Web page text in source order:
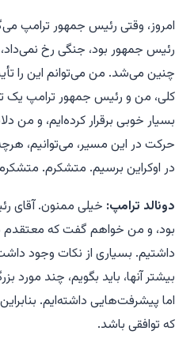
امروز، وقتی رئیس جمهور ترامپ
رئیس جمهور بود، جنگی رخ
چنین می‌شد. من می‌توانم این را
کلی، من و رئیس جمهور ترامپ یک
بسیار خوبی برقرار کرده‌ایم، و من
حرکت در این مسیر، می‌توانیم، هرچه
در اوکراین برسیم. متشکرم.
دونالد ترامپ: خیلی ممنون. آقای
بود، و من خواهم گفت که معتقدم
داشتیم. بسیاری از نکات وجود
بیشتر آنها، باید بگویم، چند مورد
اما پیشرفت‌هایی داشته‌ایم.
که توافقی باشد.